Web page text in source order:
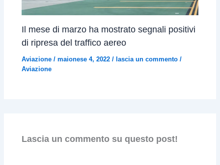
Il mese di marzo ha mostrato segnali positivi
di ripresa del traffico aereo
Aviazione /maionese 4, 2022/ lascia un commento /
Aviazione
Lascia un commento su questo post!